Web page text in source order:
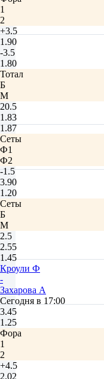
1
2
+3.5
1.90
-3.5
1.80
Тотал
Б
М
20.5
1.83
1.87
Сеты
Ф1
Ф2
-1.5
3.90
1.20
Сеты
Б
М
2.5
2.55
1.45
Кроули Ф
-
Захарова А
Сегодня в 17:00
3.45
1.25
Фора
1
2
+4.5
2.02